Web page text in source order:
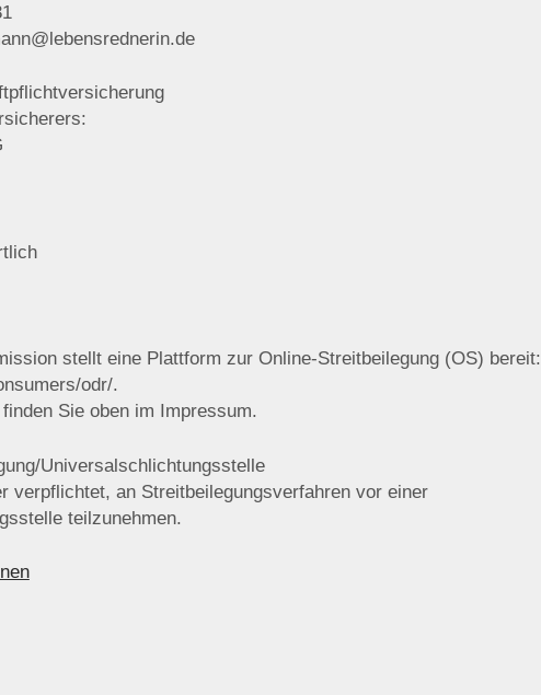
stellt eine Plattform zur Online-Streitbeilegung (OS) bereit:
odr/.
Sie oben im Impressum.
Universalschlichtungsstelle
verpflichtet, an Streitbeilegungsverfahren vor einer
teilzunehmen.